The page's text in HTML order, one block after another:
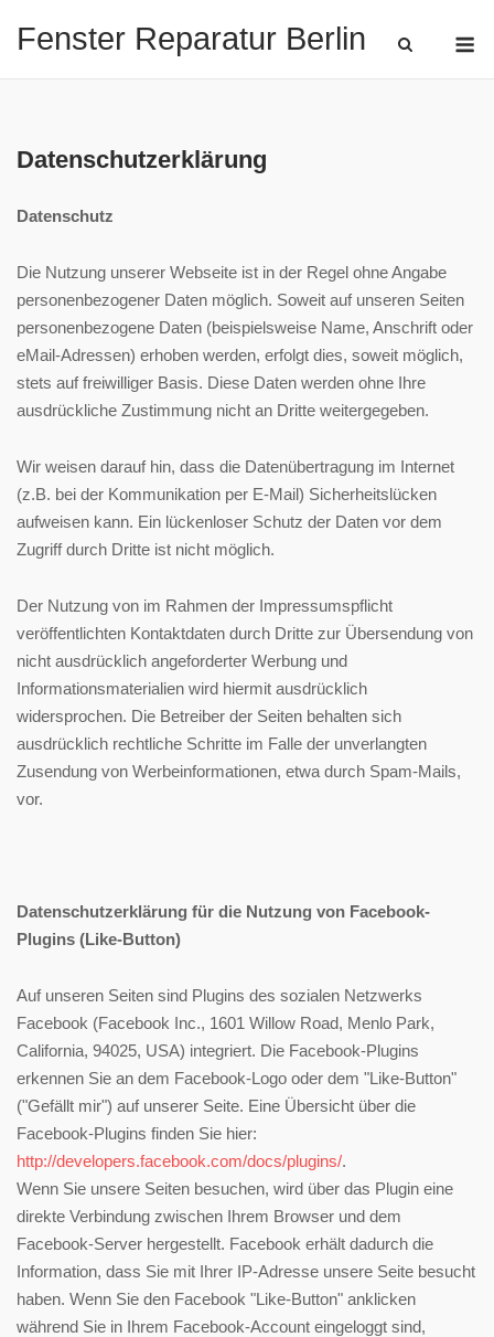
Fenster Reparatur Berlin
Datenschutzerklärung
Datenschutz
Die Nutzung unserer Webseite ist in der Regel ohne Angabe
personenbezogener Daten möglich. Soweit auf unseren Seiten
personenbezogene Daten (beispielsweise Name, Anschrift oder
eMail-Adressen) erhoben werden, erfolgt dies, soweit möglich,
stets auf freiwilliger Basis. Diese Daten werden ohne Ihre
ausdrückliche Zustimmung nicht an Dritte weitergegeben.
Wir weisen darauf hin, dass die Datenübertragung im Internet
(z.B. bei der Kommunikation per E-Mail) Sicherheitslücken
aufweisen kann. Ein lückenloser Schutz der Daten vor dem
Zugriff durch Dritte ist nicht möglich.
Der Nutzung von im Rahmen der Impressumspflicht
veröffentlichten Kontaktdaten durch Dritte zur Übersendung von
nicht ausdrücklich angeforderter Werbung und
Informationsmaterialien wird hiermit ausdrücklich
widersprochen. Die Betreiber der Seiten behalten sich
ausdrücklich rechtliche Schritte im Falle der unverlangten
Zusendung von Werbeinformationen, etwa durch Spam-Mails,
vor.
Datenschutzerklärung für die Nutzung von Facebook-
Plugins (Like-Button)
Auf unseren Seiten sind Plugins des sozialen Netzwerks
Facebook (Facebook Inc., 1601 Willow Road, Menlo Park,
California, 94025, USA) integriert. Die Facebook-Plugins
erkennen Sie an dem Facebook-Logo oder dem "Like-Button"
("Gefällt mir") auf unserer Seite. Eine Übersicht über die
Facebook-Plugins finden Sie hier:
http://developers.facebook.com/docs/plugins/.
Wenn Sie unsere Seiten besuchen, wird über das Plugin eine
direkte Verbindung zwischen Ihrem Browser und dem
Facebook-Server hergestellt. Facebook erhält dadurch die
Information, dass Sie mit Ihrer IP-Adresse unsere Seite besucht
haben. Wenn Sie den Facebook "Like-Button" anklicken
während Sie in Ihrem Facebook-Account eingeloggt sind,